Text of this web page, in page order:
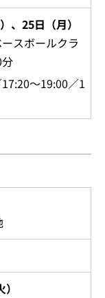
、25日（月）
スボールクラ
～19:00／1